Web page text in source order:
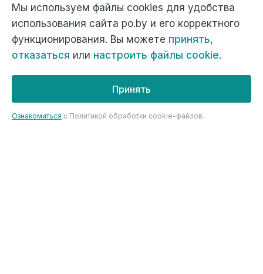
оборудования (например, сканеров штрих-кодов
или терминалов сбора данных), а также
настройка соответствующего программного
обеспечения.
Резюмируем сказанное
Маркировка товаров унифицированными
контрольными знаками и средствами
Мы используем файлы cookies для удобства
использования сайта po.by и его корректного
функционирования. Вы можете принять,
отказаться или настроить файлы cookie.
Принять
Ознакомиться c Политикой обработки cookie-файлов.